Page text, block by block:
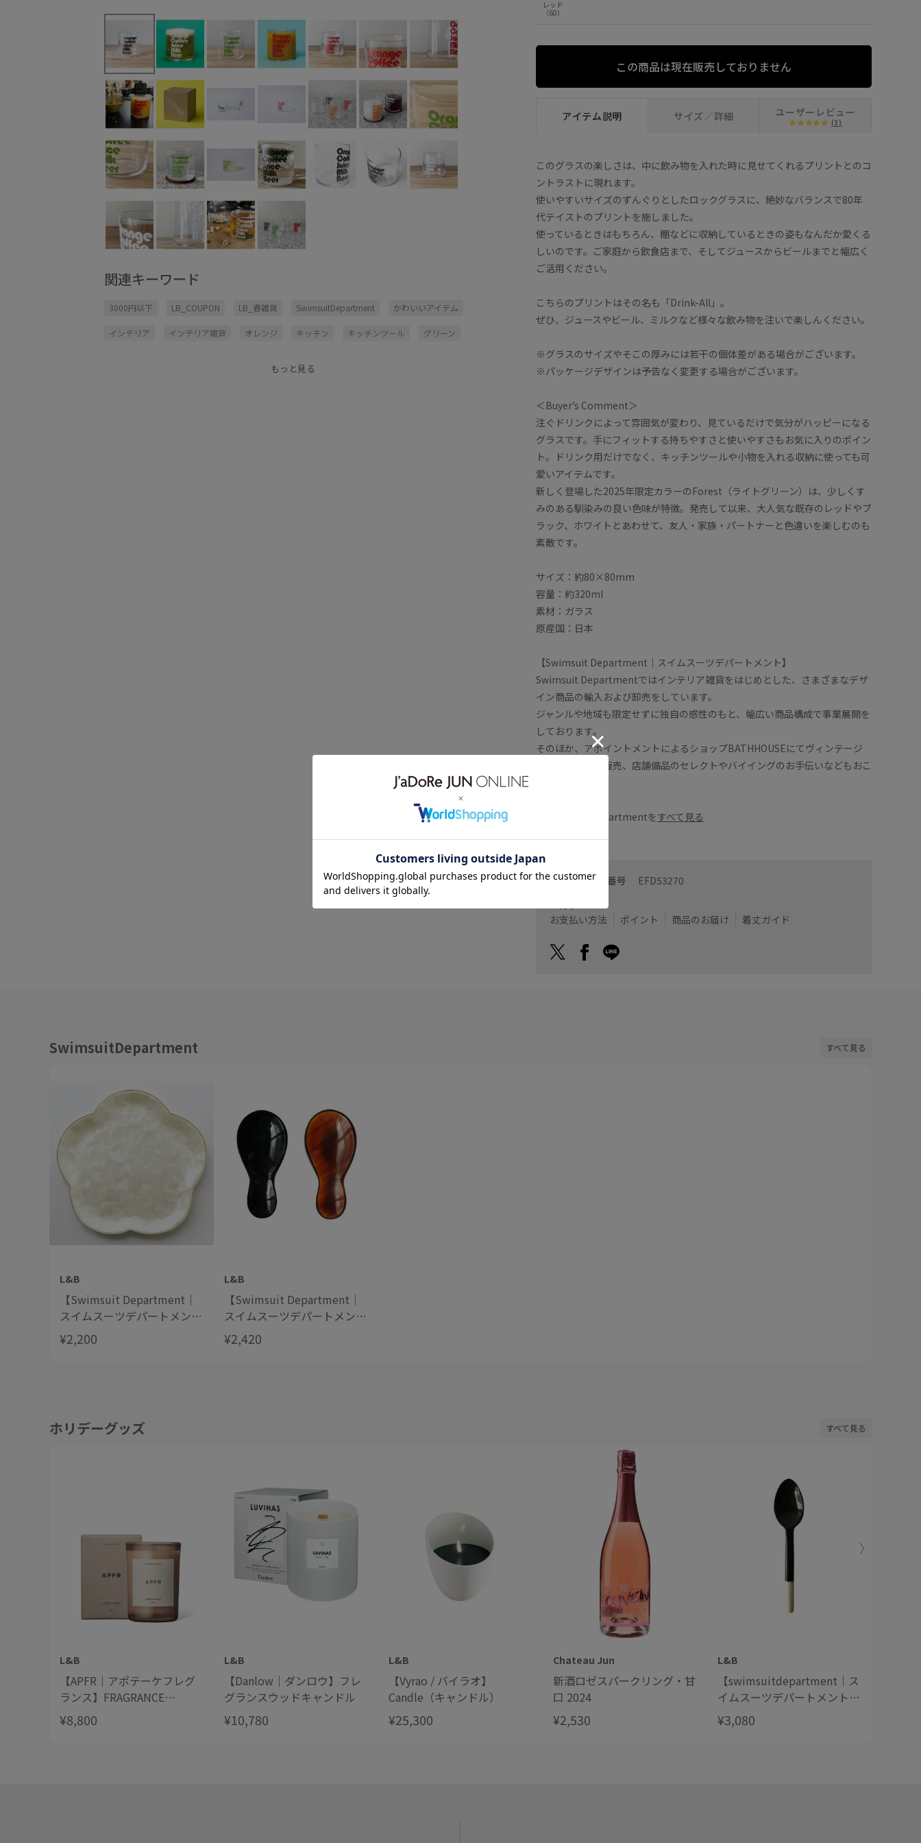
関連キーワード
3000円以下 LB_COUPON LB_春雑貨 SwimsuitDepartment かわいいアイテム
インテリア インテリア雑貨 オレンジ キッチン キッチンツール グリーン
もっと見る
レッド
（60）
この商品は現在販売しておりません
アイテム説明 サイズ／詳細 ユーザーレビュー
(3)
このグラスの楽しさは、中に飲み物を入れた時に見せてくれるプリントとのコ
ントラストに現れます。
使いやすいサイズのずんぐりとしたロックグラスに、絶妙なバランスで80年
代テイストのプリントを施しました。
使っているときはもちろん、棚などに収納しているときの姿もなんだか愛くる
しいのです。ご家庭から飲食店まで、そしてジュースからビールまでと幅広く
ご活用ください。
こちらのプリントはその名も「Drink-All」。
ぜひ、ジュースやビール、ミルクなど様々な飲み物を注いで楽しんください。
※グラスのサイズやそこの厚みには若干の個体差がある場合がございます。
※パッケージデザインは予告なく変更する場合がございます。
＜Buyer’s Comment＞
注ぐドリンクによって雰囲気が変わり、見ているだけで気分がハッピーになる
グラスです。手にフィットする持ちやすさと使いやすさもお気に入りのポイン
ト。ドリンク用だけでなく、キッチンツールや小物を入れる収納に使っても可
愛いアイテムです。
新しく登場した2025年限定カラーのForest（ライトグリーン）は、少しくす
みのある馴染みの良い色味が特徴。発売して以来、大人気な既存のレッドやブ
ラック、ホワイトとあわせて、友人・家族・パートナーと色違いを楽しむのも
素敵です。
サイズ：約80×80mm
容量：約320ml
素材：ガラス
原産国：日本
【Swimsuit Department｜スイムスーツデパートメント】
Swimsuit Departmentではインテリア雑貨をはじめとした、さまざまなデザ
イン商品の輸入および卸売をしています。
ジャンルや地域も限定せずに独自の感性のもと、幅広い商品構成で事業展開を
しております。
そのほか、アポイントメントによるショップBATHHOUSEにてヴィンテージ
品や古書などの販売、店舗備品のセレクトやバイイングのお手伝いなどもおこ
■Swimsuit Departmentをすべて見る
お問い合わせ番号 EFD53270
お支払い方法
ポイント 商品のお届け 着丈ガイド
SwimsuitDepartment すべて見る
L&B
【Swimsuit Department｜
スイムスーツデパートメン
ト】Vintage Folk Art: Shell
Tray 貝細工のトレイ
¥2,200
L&B
【Swimsuit Department｜
スイムスーツデパートメン
ト】Sarah Petherick：Small
Tea Caddy Spoon スモール
¥2,420
ホリデーグッズ すべて見る
L&B
【APFR｜アポテーケフレグ
ランス】FRAGRANCE
CANDLE フレグランスキャン
ドル OAKMOSS & AMBER
¥8,800
L&B
【Danlow｜ダンロウ】フレ
グランスウッドキャンドル
¥10,780
L&B
【Vyrao / バイラオ】
Candle（キャンドル）
¥25,300
Chateau Jun
新酒ロゼスパークリング・甘
口 2024
¥2,530
L&B
【swimsuitdepartment｜ス
イムスーツデパートメント】
Sarah Petherick：Egg
Spoon エッグスプーン
¥3,080